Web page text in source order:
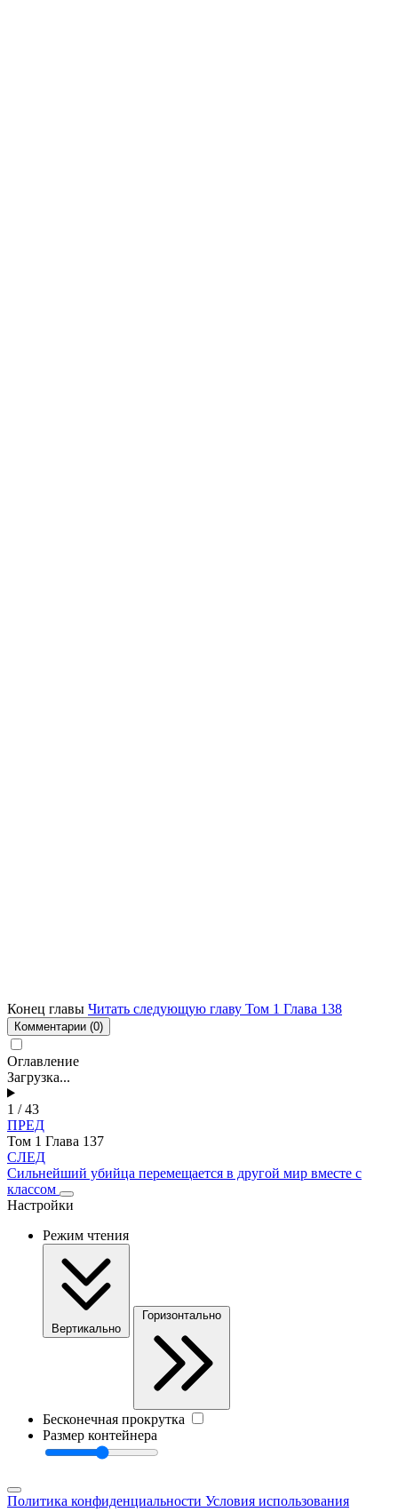
Конец главы Читать следующую главу Том 1 Глава 138
Комментарии (0)
Оглавление
Загрузка...
1 / 43
ПРЕД
Том 1 Глава 137
СЛЕД
Сильнейший убийца перемещается в другой мир вместе с
классом
Настройки
Режим чтения
Вертикально
Горизонтально
Бесконечная прокрутка
Размер контейнера
Политика конфиденциальности Условия использования